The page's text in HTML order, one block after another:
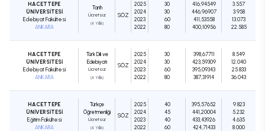
HACETTEPE
ÜNİVERSİTESİ
Edebiyat Fakültesi
ANKARA
Tarih
Ücretsiz
(4 Yıllık)
SÖZ
2025
2024
2023
2022
30
30
60
80
416,94549
446,96907
411,53558
400,10956
3.557
3.958
13.073
22.585
HACETTEPE
ÜNİVERSİTESİ
Edebiyat Fakültesi
ANKARA
Türk Dili ve
Edebiyatı
Ücretsiz
(4 Yıllık)
SÖZ
2025
2024
2023
2022
30
30
60
80
398,67711
423,59309
395,09343
387,31914
8.549
12.040
25.833
36.043
HACETTEPE
ÜNİVERSİTESİ
Eğitim Fakültesi
ANKARA
Türkçe
Öğretmenliği
Ücretsiz
(4 Yıllık)
SÖZ
2025
2024
2023
2022
40
45
40
60
395,57652
441,20004
433,43926
424,71433
9.823
5.232
4.635
8.000